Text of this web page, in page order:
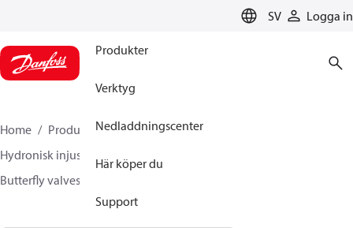
SV Logga in
Produkter
Verktyg
Nedladdningscenter
Här köper du
Support
Home Produkter
Climate Solutions for heating
Hydronisk injustering och styrning
Butterfly valves